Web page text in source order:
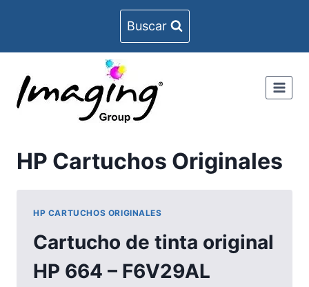
Buscar
HP Cartuchos Originales
HP CARTUCHOS ORIGINALES
Cartucho de tinta original
HP 664 – F6V29AL